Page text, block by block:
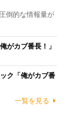
倒的な情報量が
がカブ番長！」
ク「俺がカブ番
一覧を見る